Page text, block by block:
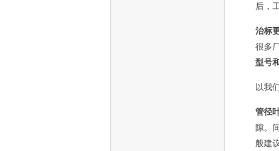
后，
治标
很多
型号
以我
管径
隙。
般建